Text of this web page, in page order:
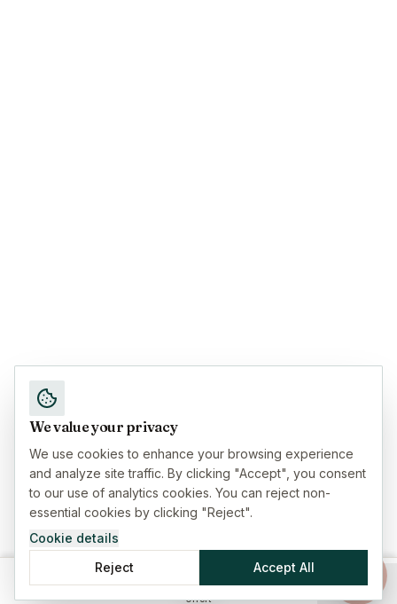
Offert
We value your privacy
We use cookies to enhance your browsing experience
and analyze site traffic. By clicking "Accept", you consent
to our use of analytics cookies. You can reject non-
essential cookies by clicking "Reject".
Cookie details
Reject
Accept All